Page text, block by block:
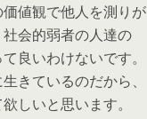
値観で他人を測りが
会的弱者の人達の
良いわけないです。
きているのだから、
しいと思います。